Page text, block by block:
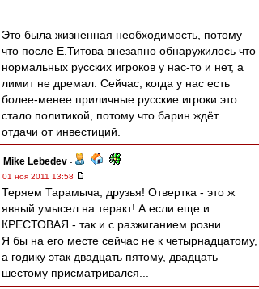
Это была жизненная необходимость, потому
что после Е.Титова внезапно обнаружилось что
нормальных русских игроков у нас-то и нет, а
лимит не дремал. Сейчас, когда у нас есть
более-менее приличные русские игроки это
стало политикой, потому что барин ждёт
отдачи от инвестиций.
Mike Lebedev -
01 ноя 2011 13:58
Теряем Тарамыча, друзья! Отвертка - это ж
явный умысел на теракт! А если еще и
КРЕСТОВАЯ - так и с разжиганием розни...
Я бы на его месте сейчас не к четырнадцатому,
а годику этак двадцать пятому, двадцать
шестому присматривался...